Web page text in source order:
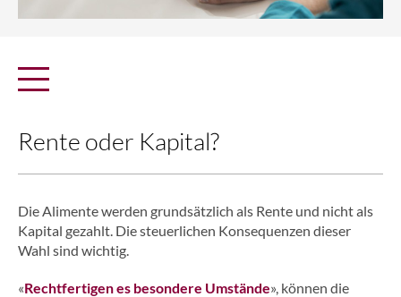
Rente oder Kapital?
Die Alimente werden grundsätzlich als Rente und nicht als
Kapital gezahlt. Die steuerlichen Konsequenzen dieser
Wahl sind wichtig.
«Rechtfertigen es besondere Umstände», können die